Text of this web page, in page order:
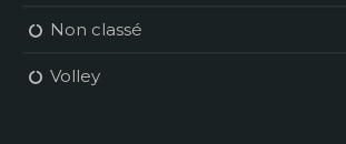
Non classé
Volley